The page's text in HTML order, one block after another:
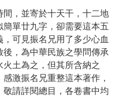
間，並寄於十天干，十二地
單廿九字，卻需要這本五
可見振名兄用了多少心血
，為中華民族之學問傳承
土為之，但其所含納之
激振名兄重整這本著作，
請詳閱總目，各卷書中均